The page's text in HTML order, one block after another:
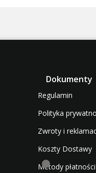
Dokumenty
Regulamin
Polityka
Zwroty i
Koszty Dostawy
Metody płatności